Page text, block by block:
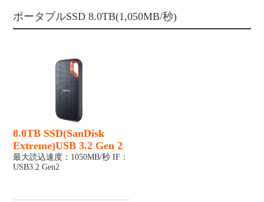
ポータブルSSD 8.0TB(1,050MB/秒)
8.0TB SSD(SanDisk
Extreme)USB 3.2 Gen 2
最大読込速度：1050MB/秒 IF：
USB3.2 Gen2